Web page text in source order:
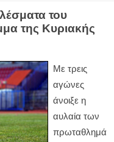
του
της Κυριακής
Με τρεις
αγώνες
άνοιξε η
αυλαία των
πρωταθλημά